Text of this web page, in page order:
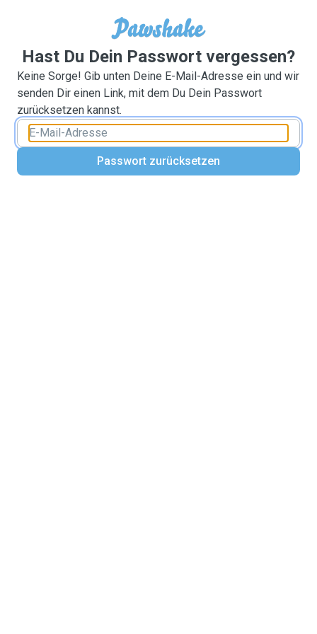
Hast Du Dein Passwort vergessen?
Keine Sorge! Gib unten Deine E-Mail-Adresse ein und wir
senden Dir einen Link, mit dem Du Dein Passwort
zurücksetzen kannst.
Passwort zurücksetzen